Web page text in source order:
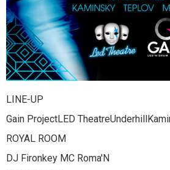
LINE-UP
Gain ProjectLED
ROYAL ROOM
DJ Fironkey MC Roma'N